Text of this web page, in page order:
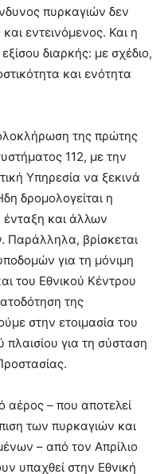
πυρκαγιών δεν
και εντεινόμενος. Και η
διαρκής: με σχέδιο,
και ενότητα
της πρώτης
112, με την
Υπηρεσία να ξεκινά
δρομολογείται η
και άλλων
Παράλληλα, βρίσκεται
για τη μόνιμη
του Εθνικού Κέντρου
της
στην ετοιμασία του
για τη σύσταση
αέρος – που αποτελεί
των πυρκαγιών και
– από τον Απρίλιο
υπαχθεί στην Εθνική